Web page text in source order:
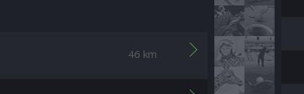
46 km